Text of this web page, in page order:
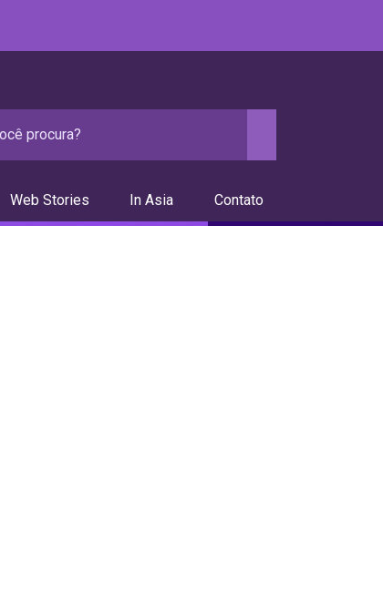
Web Stories In Asia Contato